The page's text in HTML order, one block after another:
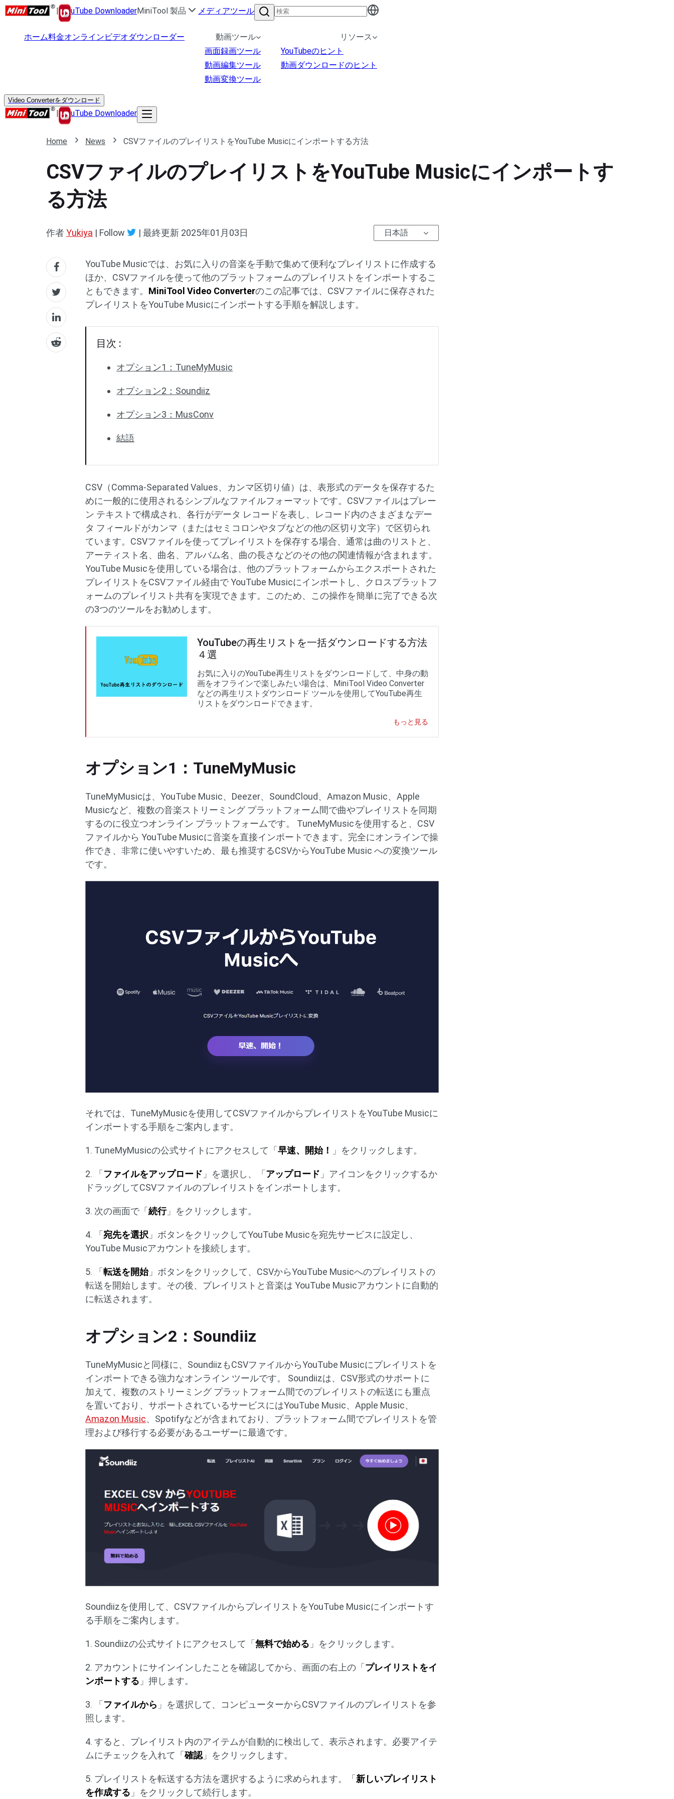
| uTube DownloaderMiniTool 製品 メディアツール
ホーム料金オンラインビデオダウンローダー
動画ツール
画面録画ツール
動画編集ツール
動画変換ツール
リソース
YouTubeのヒント
動画ダウンロードのヒント
Video Converterをダウンロード
| uTube Downloader
Home News CSVファイルのプレイリストをYouTube Musicにインポートする方法
CSVファイルのプレイリストをYouTube Musicにインポートす
る方法
作者Yukiya | Follow | 最終更新 2025年01月03日 日本語
YouTube Musicでは、お気に入りの音楽を手動で集めて便利なプレイリストに作成する
ほか、CSVファイルを使って他のプラットフォームのプレイリストをインポートするこ
ともできます。 MiniTool Video Converterのこの記事では、CSVファイルに保存された
プレイリストをYouTube Musicにインポートする手順を解説します。
目次 :
オプション1：TuneMyMusic
オプション2：Soundiiz
オプション3：MusConv
結語
CSV（Comma-Separated Values、カンマ区切り値）は、表形式のデータを保存するた
めに一般的に使用されるシンプルなファイルフォーマットです。CSVファイルはプレー
ン テキストで構成され、各行がデータ レコードを表し、レコード内のさまざまなデー
タ フィールドがカンマ（またはセミコロンやタブなどの他の区切り文字）で区切られ
ています。CSVファイルを使ってプレイリストを保存する場合、通常は曲のリストと、
アーティスト名、曲名、アルバム名、曲の長さなどのその他の関連情報が含まれます。
YouTube Musicを使用している場合は、他のプラットフォームからエクスポートされた
プレイリストをCSVファイル経由で YouTube Musicにインポートし、クロスプラットフ
ォームのプレイリスト共有を実現できます。このため、この操作を簡単に完了できる次
の3つのツールをお勧めします。
YouTubeの再生リストを一括ダウンロードする方法
４選
お気に入りのYouTube再生リストをダウンロードして、中身の動
画をオフラインで楽しみたい場合は、MiniTool Video Converter
などの再生リストダウンロード ツールを使用してYouTube再生
リストをダウンロードできます。
もっと見る
オプション1：TuneMyMusic
TuneMyMusicは、YouTube Music、Deezer、SoundCloud、Amazon Music、Apple
Musicなど、複数の音楽ストリーミング プラットフォーム間で曲やプレイリストを同期
するのに役立つオンライン プラットフォームです。 TuneMyMusicを使用すると、CSV
ファイルから YouTube Musicに音楽を直接インポートできます。完全にオンラインで操
作でき、非常に使いやすいため、最も推奨するCSVからYouTube Music への変換ツール
です。
それでは、TuneMyMusicを使用してCSVファイルからプレイリストをYouTube Musicに
インポートする手順をご案内します。
1. TuneMyMusicの公式サイトにアクセスして「早速、開始！ 」をクリックします。
2. 「ファイルをアップロード 」を選択し、「アップロード 」アイコンをクリックするか
ドラッグしてCSVファイルのプレイリストをインポートします。
3. 次の画面で「続行」をクリックします。
4. 「宛先を選択 」ボタンをクリックしてYouTube Musicを宛先サービスに設定し、
YouTube Musicアカウントを接続します。
5. 「転送を開始」ボタンをクリックして、CSVからYouTube Musicへのプレイリストの
転送を開始します。その後、プレイリストと音楽は YouTube Musicアカウントに自動的
に転送されます。
オプション2：Soundiiz
TuneMyMusicと同様に、SoundiizもCSVファイルからYouTube Musicにプレイリストを
インポートできる強力なオンライン ツールです。 Soundiizは、CSV形式のサポートに
加えて、複数のストリーミング プラットフォーム間でのプレイリストの転送にも重点
を置いており、サポートされているサービスにはYouTube Music、Apple Music、
Amazon Music、Spotifyなどが含まれており、プラットフォーム間でプレイリストを管
理および移行する必要があるユーザーに最適です。
Soundiizを使用して、CSVファイルからプレイリストをYouTube Musicにインポートす
る手順をご案内します。
1. Soundiizの公式サイトにアクセスして「無料で始める 」をクリックします。
2. アカウントにサインインしたことを確認してから、画面の右上の「 プレイリストをイ
ンポートする 」押します。
3. 「 ファイルから 」を選択して、コンピューターからCSVファイルのプレイリストを参
照します。
4. すると、プレイリスト内のアイテムが自動的に検出して、表示されます。必要アイテ
ムにチェックを入れて「確認」をクリックします。
5. プレイリストを転送する方法を選択するように求められます。「 新しいプレイリスト
を作成する 」をクリックして続行します。